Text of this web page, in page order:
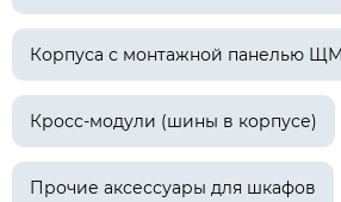
Корпуса с монтажной панелью
Кросс-модули (шины в корпусе)
Прочие аксессуары для шкафов